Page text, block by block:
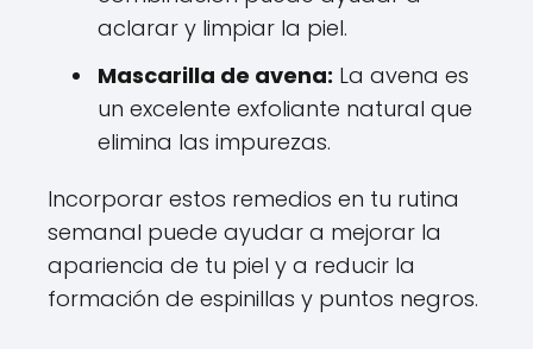
aclarar y limpiar la piel.
Mascarilla de avena: La avena es
un excelente exfoliante natural que
elimina las impurezas.
Incorporar estos remedios en tu rutina
semanal puede ayudar a mejorar la
apariencia de tu piel y a reducir la
formación de espinillas y puntos negros.